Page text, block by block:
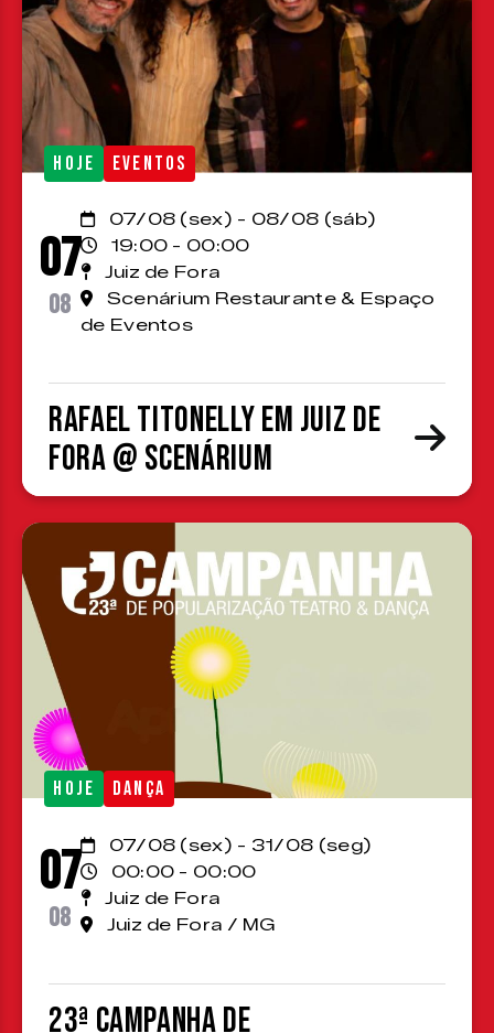
HOJE EVENTOS
07
08
07/08 (sex) - 08/08 (sáb)
19:00 - 00:00
Juiz de Fora
Scenárium Restaurante & Espaço
de Eventos
Rafael Titonelly em Juiz de
Fora @ Scenárium
HOJE DANÇA
07
08
07/08 (sex) - 31/08 (seg)
00:00 - 00:00
Juiz de Fora
Juiz de Fora / MG
23ª Campanha de